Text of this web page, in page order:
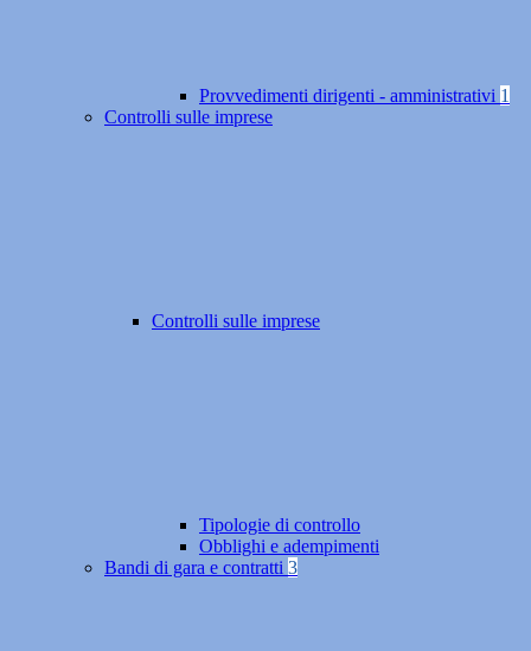
Provvedimenti dirigenti - amministrativi 1
Controlli sulle imprese
Controlli sulle imprese
Tipologie di controllo
Obblighi e adempimenti
Bandi di gara e contratti 3